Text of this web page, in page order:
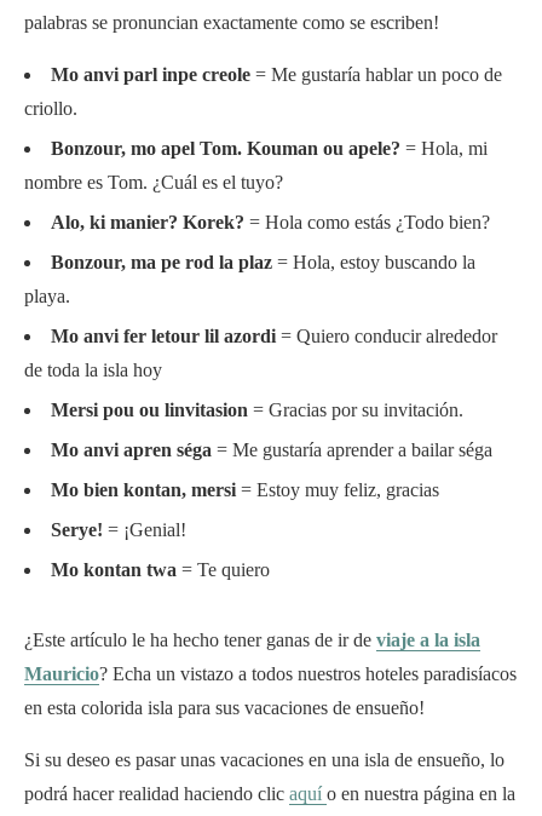
palabras se pronuncian exactamente como se escriben!
Mo anvi parl inpe creole = Me gustaría hablar un poco de
criollo.
Bonzour, mo apel Tom. Kouman ou apele? = Hola, mi
nombre es Tom. ¿Cuál es el tuyo?
Alo, ki manier? Korek? = Hola como estás ¿Todo bien?
Bonzour, ma pe rod la plaz = Hola, estoy buscando la
playa.
Mo anvi fer letour lil azordi = Quiero conducir alrededor
de toda la isla hoy
Mersi pou ou linvitasion = Gracias por su invitación.
Mo anvi apren séga = Me gustaría aprender a bailar séga
Mo bien kontan, mersi = Estoy muy feliz, gracias
Serye! = ¡Genial!
Mo kontan twa = Te quiero
¿Este artículo le ha hecho tener ganas de ir de viaje a la isla
Mauricio? Echa un vistazo a todos nuestros hoteles paradisíacos
en esta colorida isla para sus vacaciones de ensueño!
Si su deseo es pasar unas vacaciones en una isla de ensueño, lo
podrá hacer realidad haciendo clic aquío en nuestra página en la